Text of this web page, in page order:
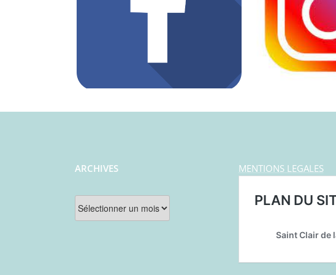
ARCHIVES
Archives
MENTIONS LEGALES